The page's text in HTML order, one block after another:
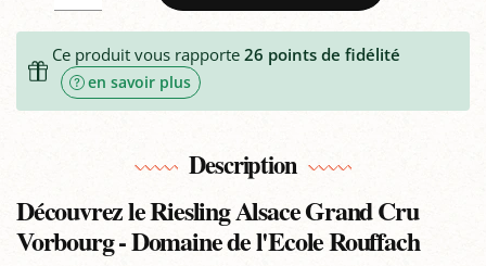
Ce produit vous rapporte26 points de fidélité
en savoir plus
Description
Découvrez le Riesling Alsace Grand Cru
Vorbourg - Domaine de l'Ecole Rouffach